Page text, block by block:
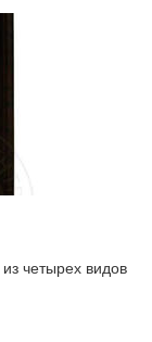
четырех видов